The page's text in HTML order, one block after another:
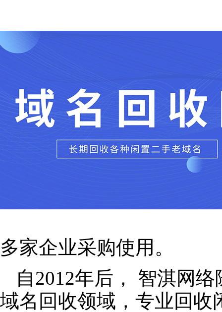
多家企业采购使用。
自2012年后， 智淇网
域名回收领域，专业回收